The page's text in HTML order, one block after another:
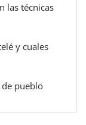
las técnicas
y cuales
pueblo